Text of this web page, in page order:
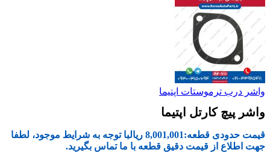
واشر درب ترموستات اپتیما
واشر پیچ کارتل اپتیما
قیمت حدودی قطعه:8,001,001 ریالبا توجه به شرایط موجود، لطفا
جهت اطلاع از قیمت دقیق قطعه با ما تماس بگیرید.